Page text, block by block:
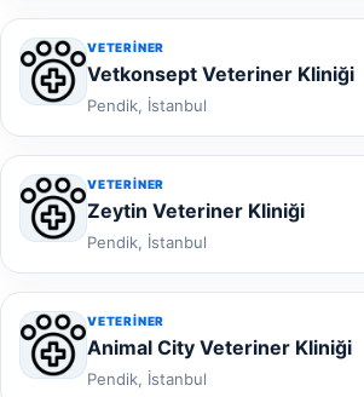
VETERINER
Vetkonsept Veteriner Kliniği
Pendik, İstanbul
VETERINER
Zeytin Veteriner Kliniği
Pendik, İstanbul
VETERINER
Animal City Veteriner Kliniği
Pendik, İstanbul